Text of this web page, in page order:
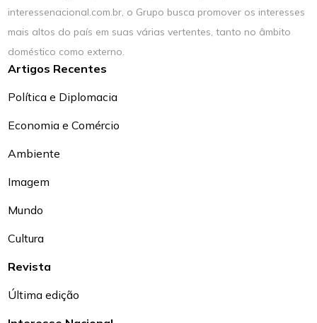
interessenacional.com.br, o Grupo busca promover os interesses
mais altos do país em suas várias vertentes, tanto no âmbito
doméstico como externo.
Artigos Recentes
Política e Diplomacia
Economia e Comércio
Ambiente
Imagem
Mundo
Cultura
Revista
Última edição